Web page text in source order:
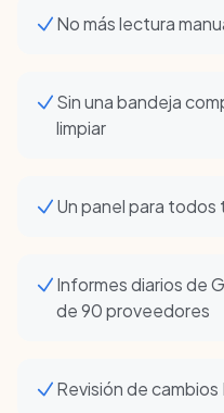
No más lectura
Sin una bandeja
limpiar
Un panel para todos
Informes diarios de
de 90 proveedores
Revisión de